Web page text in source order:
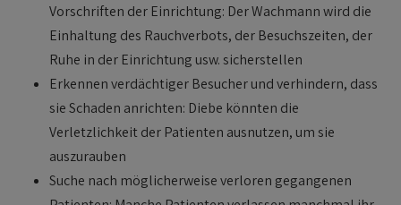
Vorschriften der Einrichtung: Der Wachmann wird die
Einhaltung des Rauchverbots, der Besuchszeiten, der
Ruhe in der Einrichtung usw. sicherstellen
Erkennen verdächtiger Besucher und verhindern, dass
sie Schaden anrichten: Diebe könnten die
Verletzlichkeit der Patienten ausnutzen, um sie
auszurauben
Suche nach möglicherweise verloren gegangenen